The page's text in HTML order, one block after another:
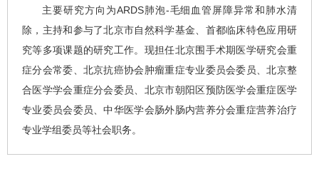
主要研究方向为ARDS肺泡-毛细血管屏障异常和肺水清
除，主持和参与了北京市自然科学基金、首都临床特色应用研
究等多项课题的研究工作。现担任北京围手术期医学研究会重
症分会常委、北京抗癌协会肿瘤重症专业委员会委员、北京整
合医学学会重症分会委员、北京市朝阳区预防医学会重症医学
专业委员会委员、中华医学会肠外肠内营养分会重症营养治疗
专业学组委员等社会职务。